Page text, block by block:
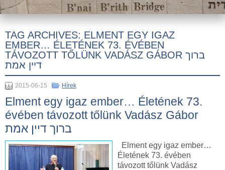
TAG ARCHIVES: ELMENT EGY IGAZ
EMBER… ÉLETÉNEK 73. ÉVÉBEN
TÁVOZOTT TŐLÜNK VADÁSZ GÁBOR ברוך
דיין אמת
2015-06-15 Hírek
Elment egy igaz ember… Életének 73.
évében távozott tőlünk Vadász Gábor
ברוך דיין אמת
Elment egy igaz ember…
Életének 73. évében
távozott tőlünk Vadász